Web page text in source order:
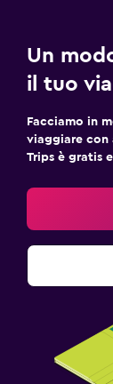
Un
il tuo
Facciamo in
viaggiare con
Trips è gratis